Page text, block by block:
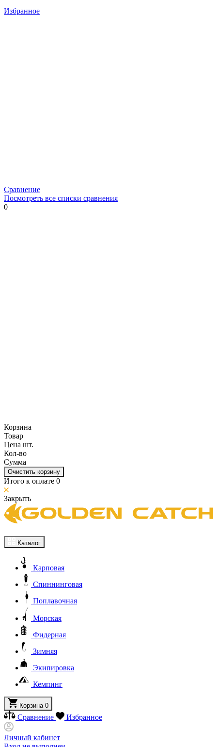
Избранное
Сравнение
Посмотреть все списки сравнения
0
Корзина
Товар
Цена шт.
Кол-во
Сумма
Очистить корзину
Итого к оплате 0
Закрыть
Каталог
Карповая
Спиннинговая
Поплавочная
Морская
Фидерная
Зимняя
Экипировка
Кемпинг
Корзина 0
Сравнение Избранное
Личный кабинет